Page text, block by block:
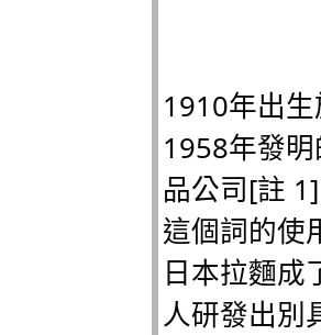
1910年出
1958年發
品公司[註
這個詞的使
日本拉麵成
人研發出別